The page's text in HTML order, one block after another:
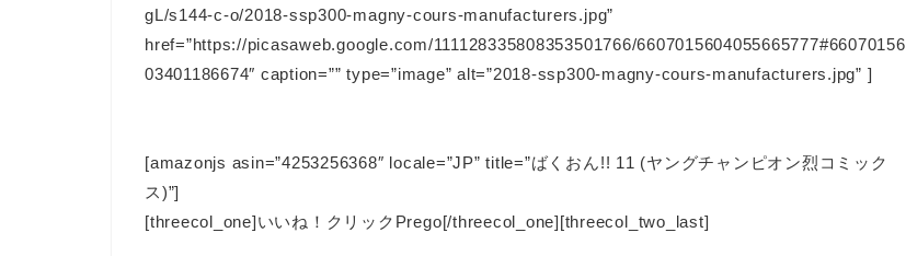
gL/s144-c-o/2018-ssp300-magny-cours-manufacturers.jpg”
href=”https://picasaweb.google.com/111128335808353501766/6607015604055665777#66070156
03401186674″ caption=”” type=”image” alt=”2018-ssp300-magny-cours-manufacturers.jpg” ]
[amazonjs asin=”4253256368″ locale=”JP” title=”ばくおん!! 11 (ヤングチャンピオン烈コミック
ス)”]
[threecol_one]いいね！クリックPrego[/threecol_one][threecol_two_last]